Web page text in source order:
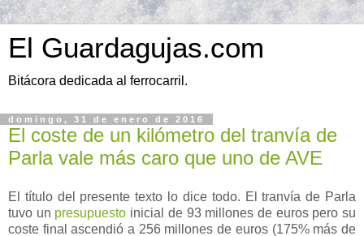
El Guardagujas.com
Bitácora dedicada al ferrocarril.
domingo, 31 de enero de 2016
El coste de un kilómetro del tranvía de
Parla vale más caro que uno de AVE
El título del presente texto lo dice todo. El tranvía de Parla
tuvo un presupuesto inicial de 93 millones de euros pero su
coste final ascendió a 256 millones de euros (175% más de